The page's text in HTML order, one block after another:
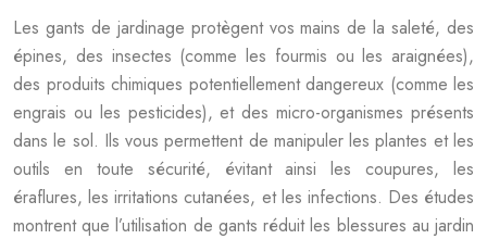
Les gants de jardinage protègent vos mains de la saleté, des
épines, des insectes (comme les fourmis ou les araignées),
des produits chimiques potentiellement dangereux (comme les
engrais ou les pesticides), et des micro-organismes présents
dans le sol. Ils vous permettent de manipuler les plantes et les
outils en toute sécurité, évitant ainsi les coupures, les
éraflures, les irritations cutanées, et les infections. Des études
montrent que l’utilisation de gants réduit les blessures au jardin